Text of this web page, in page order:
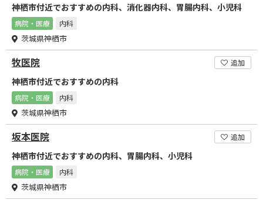
神栖市付近でおすすめの内科、消化器内科、胃腸内科、小児科
病院・医療 内科
茨城県神栖市
牧医院 追加
神栖市付近でおすすめの内科
病院・医療 内科
茨城県神栖市
坂本医院 追加
神栖市付近でおすすめの内科、胃腸内科、小児科
病院・医療 内科
茨城県神栖市